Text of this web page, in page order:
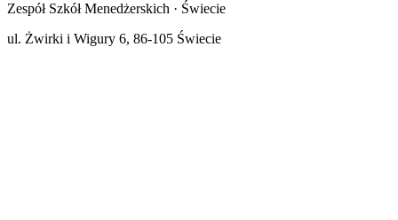
Zespół Szkół Menedżerskich · Świecie
ul. Żwirki i Wigury 6, 86-105 Świecie